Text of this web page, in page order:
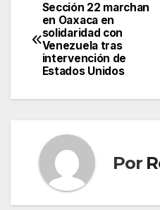
Navegación
de
entradas
Sección 22 marchan
en Oaxaca en
solidaridad con
Venezuela tras
intervención de
Estados Unidos
Por